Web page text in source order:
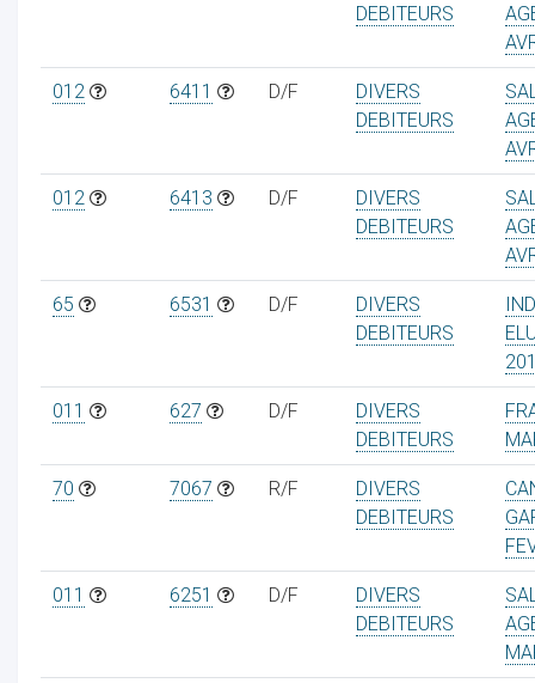
DEBITEURS
012 6411 D/F
DIVERS
DEBITEURS
012 6413 D/F
DIVERS
DEBITEURS
65 6531 D/F
DIVERS
DEBITEURS
011 627 D/F
DIVERS
DEBITEURS
70 7067 R/F
DIVERS
DEBITEURS
011 6251 D/F
DIVERS
DEBITEURS